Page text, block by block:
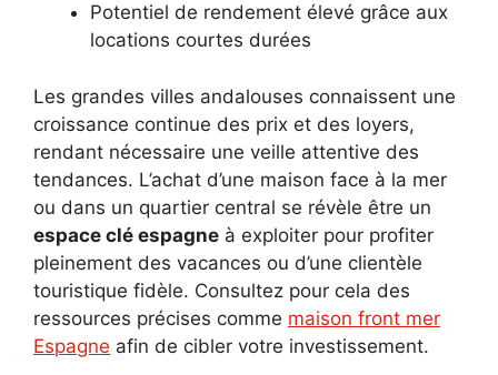
Potentiel de rendement élevé grâce aux
locations courtes durées
Les grandes villes andalouses connaissent une
croissance continue des prix et des loyers,
rendant nécessaire une veille attentive des
tendances. L’achat d’une maison face à la mer
ou dans un quartier central se révèle être un
espace clé espagne à exploiter pour profiter
pleinement des vacances ou d’une clientèle
touristique fidèle. Consultez pour cela des
ressources précises comme maison front mer
Espagne afin de cibler votre investissement.